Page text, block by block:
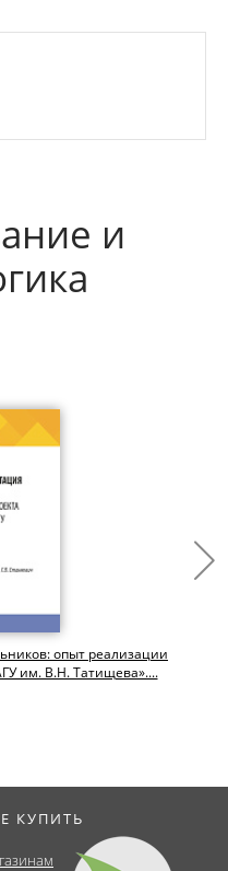
и
опыт реализации
им. В.Н. Татищева»....
КУПИТЬ